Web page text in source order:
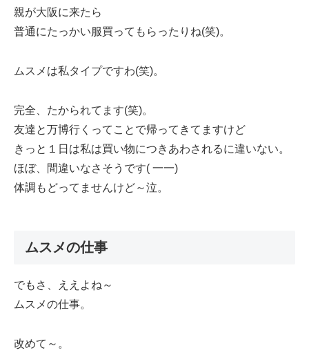
親が大阪に来たら
普通にたっかい服買ってもらったりね(笑)。
ムスメは私タイプですわ(笑)。
完全、たかられてます(笑)。
友達と万博行くってことで帰ってきてますけど
きっと１日は私は買い物につきあわされるに違いない。
ほぼ、間違いなさそうです( 一一)
体調もどってませんけど～泣。
ムスメの仕事
でもさ、ええよね～
ムスメの仕事。
改めて～。